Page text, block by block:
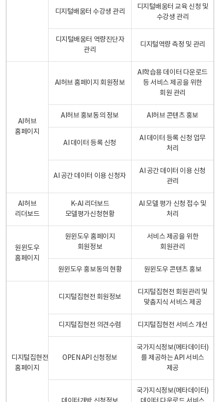
디지털배움터 수강생 관리
디지털배움터 교육 신청 및
수강생 관리
디지털배움터 역량진단자
관리
디지털역량 측정 및 관리
AI허브
홈페이지
AI허브 홈페이지 회원정보
AI학습용 데이터 다운로드
등 서비스 제공을 위한
회원 관리
AI허브 홍보동의 정보 AI허브 콘텐츠 홍보
AI 데이터 등록 신청
AI 데이터 등록 신청 업무
처리
AI 공간 데이터 이용 신청자
AI 공간 데이터 이용 신청
관리
AI허브
리더보드
K-AI 리더보드
모델평가신청현황
AI 모델 평가 신청 접수 및
처리
원윈도우
홈페이지
원윈도우 홈페이지
회원정보
서비스 제공을 위한
회원관리
원윈도우 홍보동의 현황 원윈도우 콘텐츠 홍보
디지털집현전
홈페이지
디지털집현전 회원정보
디지털집현전 회원관리 및
맞춤지식 서비스 제공
디지털집현전 의견수렴 디지털집현전 서비스 개선
OPEN API 신청정보
국가지식정보(메타데이터)
를 제공하는 API 서비스
제공
국가지식정보(메타데이터)